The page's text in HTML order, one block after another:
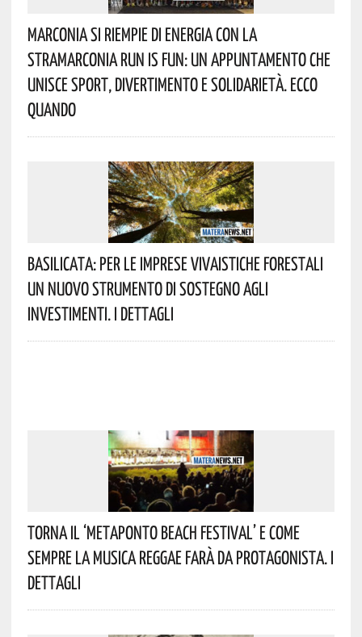
Marconia Si Riempie Di Energia Con La
StraMarconia Run Is Fun: Un Appuntamento Che
Unisce Sport, Divertimento E Solidarietà. Ecco
Quando
Basilicata: Per Le Imprese Vivaistiche Forestali
Un Nuovo Strumento Di Sostegno Agli
Investimenti. I Dettagli
Torna Il ‘Metaponto Beach Festival’ E Come
Sempre La Musica Reggae Farà Da Protagonista. I
Dettagli